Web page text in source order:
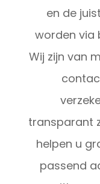
en de
worden via
Wij zijn van
transparant
helpen u
passend